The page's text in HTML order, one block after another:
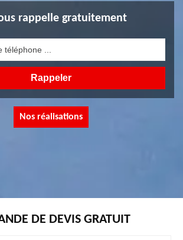
rappelle gratuitement
Nos réalisations
DE DEVIS GRATUIT